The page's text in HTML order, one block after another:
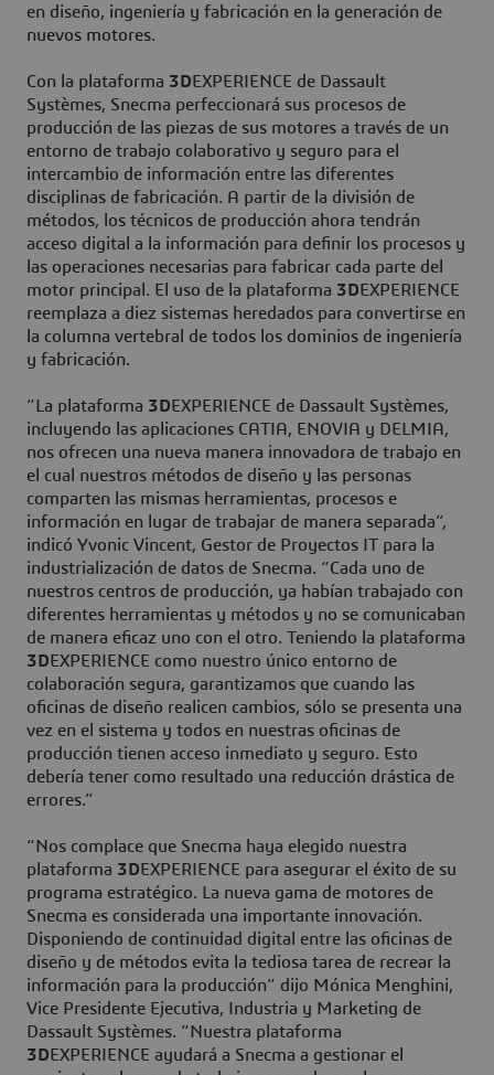
en diseño, ingeniería y fabricación en la generación de
nuevos motores.
Con la plataforma 3DEXPERIENCE de Dassault
Systèmes, Snecma perfeccionará sus procesos de
producción de las piezas de sus motores a través de un
entorno de trabajo colaborativo y seguro para el
intercambio de información entre las diferentes
disciplinas de fabricación. A partir de la división de
métodos, los técnicos de producción ahora tendrán
acceso digital a la información para definir los procesos y
las operaciones necesarias para fabricar cada parte del
motor principal. El uso de la plataforma 3DEXPERIENCE
reemplaza a diez sistemas heredados para convertirse en
la columna vertebral de todos los dominios de ingeniería
y fabricación.
“La plataforma 3DEXPERIENCE de Dassault Systèmes,
incluyendo las aplicaciones CATIA, ENOVIA y DELMIA,
nos ofrecen una nueva manera innovadora de trabajo en
el cual nuestros métodos de diseño y las personas
comparten las mismas herramientas, procesos e
información en lugar de trabajar de manera separada”,
indicó Yvonic Vincent, Gestor de Proyectos IT para la
industrialización de datos de Snecma. “Cada uno de
nuestros centros de producción, ya habían trabajado con
diferentes herramientas y métodos y no se comunicaban
de manera eficaz uno con el otro. Teniendo la plataforma
3DEXPERIENCE como nuestro único entorno de
colaboración segura, garantizamos que cuando las
oficinas de diseño realicen cambios, sólo se presenta una
vez en el sistema y todos en nuestras oficinas de
producción tienen acceso inmediato y seguro. Esto
debería tener como resultado una reducción drástica de
errores.”
“Nos complace que Snecma haya elegido nuestra
plataforma 3DEXPERIENCE para asegurar el éxito de su
programa estratégico. La nueva gama de motores de
Snecma es considerada una importante innovación.
Disponiendo de continuidad digital entre las oficinas de
diseño y de métodos evita la tediosa tarea de recrear la
información para la producción” dijo Mónica Menghini,
Vice Presidente Ejecutiva, Industria y Marketing de
Dassault Systèmes. “Nuestra plataforma
3DEXPERIENCE ayudará a Snecma a gestionar el